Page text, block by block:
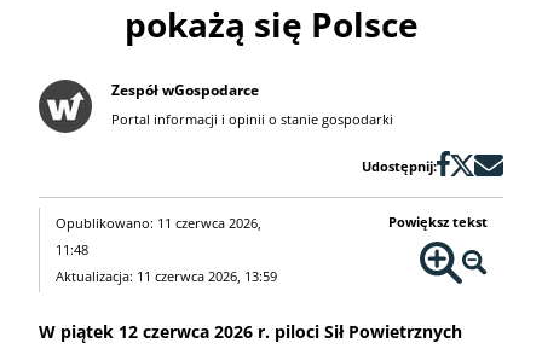
pokażą się Polsce
Zespół wGospodarce
Portal informacji i opinii o stanie gospodarki
Udostępnij:
Opublikowano: 11 czerwca 2026,
11:48
Aktualizacja: 11 czerwca 2026, 13:59
Powiększ tekst
W piątek 12 czerwca 2026 r. piloci Sił Powietrznych